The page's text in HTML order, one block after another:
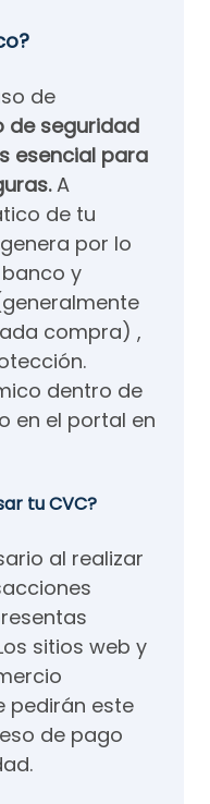
de
de seguridad
esencial para
A
de tu
por lo
y
compra) ,
dentro de
en el portal en
tu CVC?
al realizar
sitios web y
pedirán este
de pago